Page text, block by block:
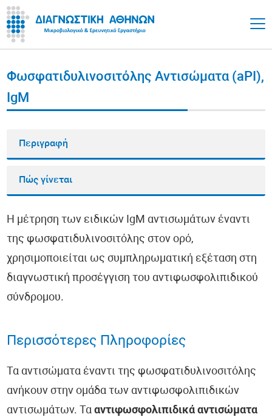
Φωσφατιδυλινοσιτόλης Αντισώματα (aPI),
IgM
Περιγραφή
Πώς γίνεται
Η μέτρηση των ειδικών IgM αντισωμάτων έναντι
της φωσφατιδυλινοσιτόλης στον ορό,
χρησιμοποιείται ως συμπληρωματική εξέταση στη
διαγνωστική προσέγγιση του αντιφωσφολιπιδικού
σύνδρομου.
Περισσότερες Πληροφορίες
Τα αντισώματα έναντι της φωσφατιδυλινοσιτόλης
ανήκουν στην ομάδα των αντιφωσφολιπιδικών
αντισωμάτων. Τααντιφωσφολιπιδικά αντισώματα